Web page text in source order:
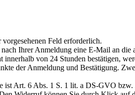
Feld erforderlich.
Ihrer Anmeldung eine E-Mail an die
von 24 Stunden bestätigen,
der Anmeldung und Bestätigung.
ist Art. 6 Abs. 1 S. 1 lit. a DS-GVO